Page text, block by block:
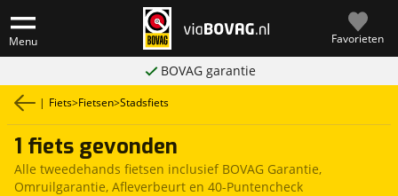
Menu Favorieten
BOVAG garantie
| Fiets>Fietsen>Stadsfiets
1 fiets gevonden
Alle tweedehands fietsen inclusief BOVAG Garantie,
Omruilgarantie, Afleverbeurt en 40-Puntencheck